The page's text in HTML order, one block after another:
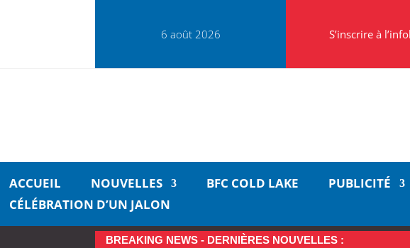
6 août 2026 S’inscrire à
ACCUEIL NOUVELLES BFC COLD LAKE PUBLICITÉ
CÉLÉBRATION D’UN JALON
BREAKING NEWS - DERNIÈRES NOUVELLES :